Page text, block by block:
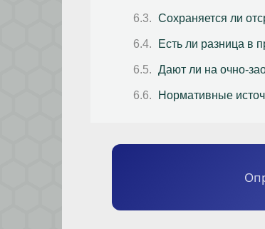
Сохраняется ли
Есть ли разница в
Дают ли на очно-
Нормативные